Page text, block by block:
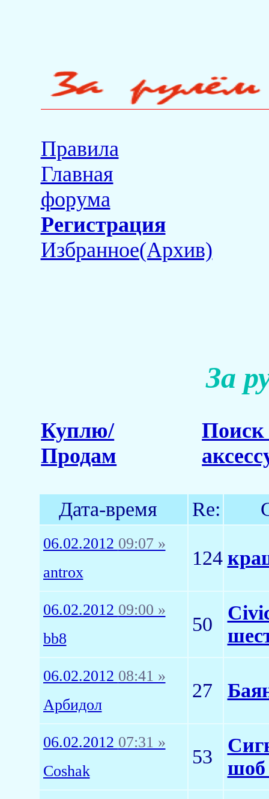
Правила
Главная
форума
Регистрация
Избранное(Архив)
За
Куплю/
Продам
Поиск
Дата-время Re:
06.02.2012 09:07 »
antrox
124
06.02.2012 09:00 »
bb8
50
06.02.2012 08:41 »
Арбидол
27
06.02.2012 07:31 »
Coshak
53
шоб